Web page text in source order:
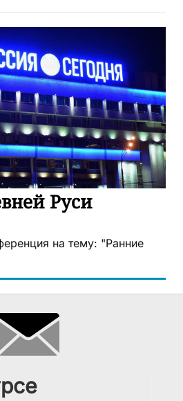
Руси
на тему: "Ранние